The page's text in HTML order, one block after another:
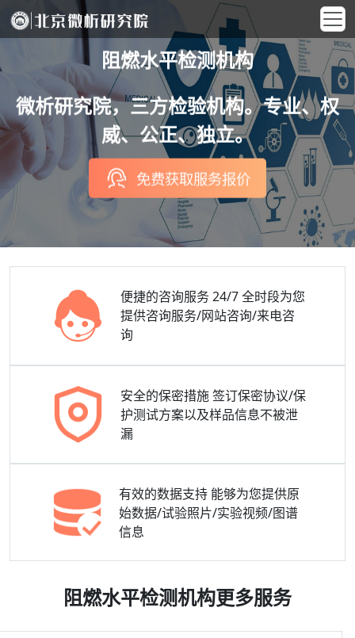
阻燃水平检测机构
微析研究院，三方检验机构。专业、权
威、公正、独立。
免费获取服务报价
便捷的咨询服务24/7 全时段为您
提供咨询服务/网站咨询/来电咨
询
安全的保密措施 签订保密协议/保
护测试方案以及样品信息不被泄
漏
有效的数据支持 能够为您提供原
始数据/试验照片/实验视频/图谱
信息
阻燃水平检测机构更多服务